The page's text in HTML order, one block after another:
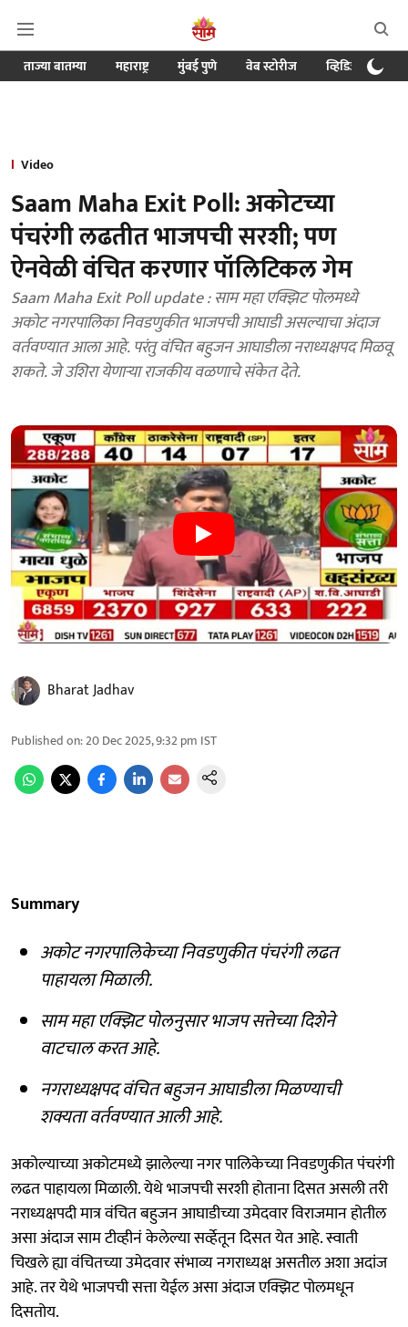
ताज्या बातम्या महाराष्ट्र मुंबई पुणे वेब स्टोरीज व्हिडिओ
Video
Saam Maha Exit Poll: अकोटच्या
पंचरंगी लढतीत भाजपची सरशी; पण
ऐनवेळी वंचित करणार पॉलिटिकल गेम
Saam Maha Exit Poll update : साम महा एक्झिट पोलमध्ये
अकोट नगरपालिका निवडणुकीत भाजपची आघाडी असल्याचा अंदाज
वर्तवण्यात आला आहे. परंतु वंचित बहुजन आघाडीला नराध्यक्षपद मिळवू
शकते. जे उशिरा येणाऱ्या राजकीय वळणाचे संकेत देते.
Bharat Jadhav
Published on:20 Dec 2025, 9:32 pm IST
Summary
अकोट नगरपालिकेच्या निवडणुकीत पंचरंगी लढत
पाहायला मिळाली.
साम महा एक्झिट पोलनुसार भाजप सत्तेच्या दिशेने
वाटचाल करत आहे.
नगराध्यक्षपद वंचित बहुजन आघाडीला मिळण्याची
शक्यता वर्तवण्यात आली आहे.
अकोल्याच्या अकोटमध्ये झालेल्या नगर पालिकेच्या निवडणुकीत पंचरंगी
लढत पाहायला मिळाली. येथे भाजपची सरशी होताना दिसत असली तरी
नराध्यक्षपदी मात्र वंचित बहुजन आघाडीच्या उमेदवार विराजमान होतील
असा अंदाज साम टीव्हीनं केलेल्या सर्व्हेतून दिसत येत आहे. स्वाती
चिखले ह्या वंचितच्या उमेदवार संभाव्य नगराध्यक्ष असतील अशा अदांज
आहे. तर येथे भाजपची सत्ता येईल असा अंदाज एक्झिट पोलमधून
दिसतोय.